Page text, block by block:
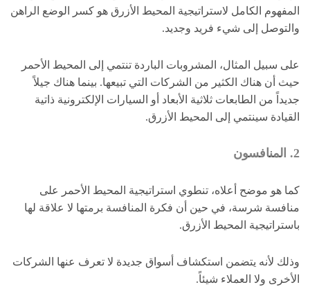
المفهوم الكامل لاستراتيجية المحيط الأزرق هو كسر الوضع الراهن
والتوصل إلى شيء فريد وجديد.
على سبيل المثال، المشروبات الباردة تنتمي إلى المحيط الأحمر
حيث أن هناك الكثير من الشركات التي تبيعها. بينما هناك جيلاً
جديداً من الطابعات ثلاثية الأبعاد أو السيارات الإلكترونية ذاتية
القيادة سينتمي إلى المحيط الأزرق.
2. المنافسون
كما هو موضح أعلاه، تنطوي استراتيجية المحيط الأحمر على
منافسة شرسة، في حين أن فكرة المنافسة برمتها لا علاقة لها
باستراتيجية المحيط الأزرق.
وذلك لأنه يتضمن استكشاف أسواق جديدة لا تعرف عنها الشركات
الأخرى ولا العملاء شيئاً.